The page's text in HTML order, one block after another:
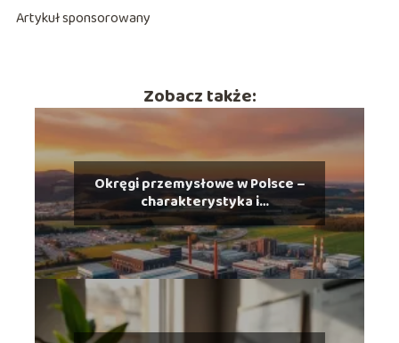
Artykuł sponsorowany
Zobacz także:
Okręgi przemysłowe w Polsce –
charakterystyka i
rozmieszczenie